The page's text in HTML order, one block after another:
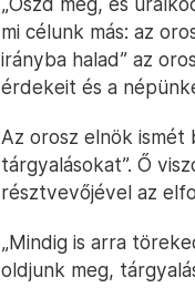
mi célunk más: az
irányba halad” az
érdekeit és a
Az orosz elnök ismét
tárgyalásokat”. Ő
résztvevőjével az
„Mindig is arra
oldjunk meg,